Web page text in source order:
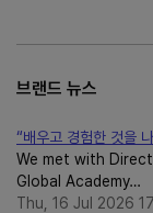
브랜드 뉴스
“배우고 경험한 것을
We met with
Global Academy…
Thu, 16 Jul 2026